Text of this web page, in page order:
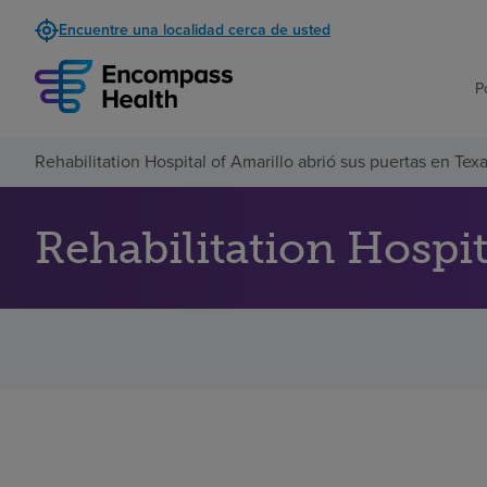
Encuentre una localidad cerca de usted
Rehabilitation Hospital of Amarillo abrió sus puertas en
Rehabilitation